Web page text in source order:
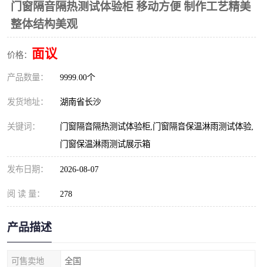
门窗隔音隔热测试体验柜 移动方便 制作工艺精美
整体结构美观
价格： 面议
产品数量： 9999.00个
发货地址： 湖南省长沙
关键词：
门窗隔音隔热测试体验柜,门窗隔音保温淋雨测试体验,
门窗保温淋雨测试展示箱
发布日期： 2026-08-07
阅 读 量： 278
产品描述
可售卖地 全国